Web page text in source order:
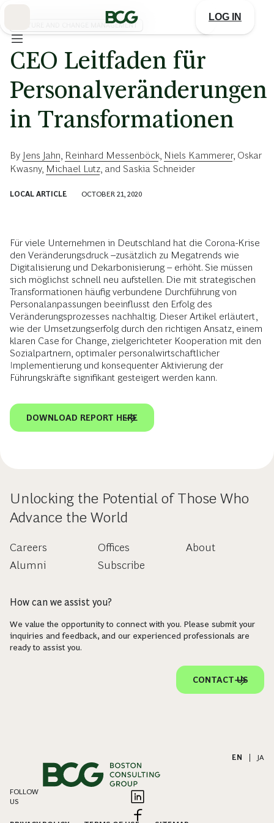
LOG IN
CULTURE AND CHANGE MANAGEMENT
CEO Leitfaden für
Personalveränderungen
in Transformationen
By Jens Jahn Reinhard Messenböck Niels Kammerer, Oskar
Kwasny, Michael Lutz , and Saskia Schneider
LOCAL ARTICLE OCTOBER 21, 2020
Für viele Unternehmen in Deutschland hat die Corona-Krise
den Veränderungsdruck –zusätzlich zu Megatrends wie
Digitalisierung und Dekarbonisierung – erhöht. Sie müssen
sich möglichst schnell neu aufstellen. Die mit strategischen
Transformationen häufig verbundene Durchführung von
Personalanpassungen beeinflusst den Erfolg des
Veränderungsprozesses nachhaltig. Dieser Artikel erläutert,
wie der Umsetzungserfolg durch den richtigen Ansatz, einem
klaren Case for Change, zielgerichteter Kooperation mit den
Sozialpartnern, optimaler personalwirtschaftlicher
Implementierung und konsequenter Aktivierung der
Führungskräfte signifikant gesteigert werden kann.
DOWNLOAD REPORT HERE
Unlocking the Potential of Those Who
Advance the World
Careers
Alumni
Offices
Subscribe
About
How can we assist you?
We value the opportunity to connect with you. Please submit your
inquiries and feedback, and our experienced professionals are
ready to assist you.
CONTACT US
EN JA
FOLLOW
US